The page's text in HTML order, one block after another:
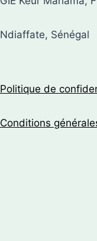
Ndiaffate, Sénégal
Politique de
Conditions